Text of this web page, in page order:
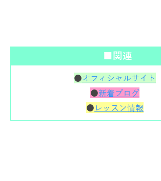
■関連
●オフィシャルサイト
●新着ブログ
●レッスン情報